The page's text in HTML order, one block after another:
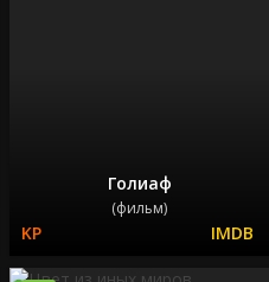
Голиаф
(фильм)